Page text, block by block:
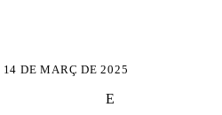
14 DE MARÇ DE 2025
E